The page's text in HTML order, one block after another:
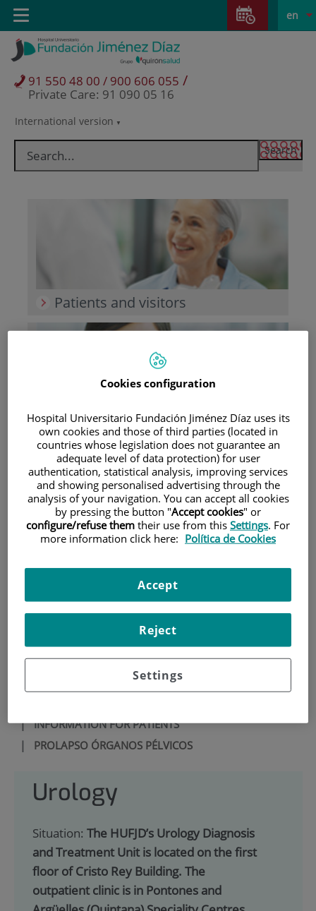
Jump to content
Jump
content
Language
selector
Active
en
International version
91 550 48 00 / 900 606 055 /
Private Care: 91 090 05 16
Toggle
navigation
Patients and visitors
Research
Teléfono de atención al usuario
900 301 013
|INFORMATION FOR PATIENTS
| PROLAPSO ÓRGANOS PÉLVICOS
Urology
Situation: The HUFJD’s Urology Diagnosis
and Treatment Unit is located on the first
floor of Cristo Rey Building. The
outpatient clinic is in Pontones and
Cookies configuration
Hospital Universitario Fundación Jiménez Díaz uses its
own cookies and those of third parties (located in
countries whose legislation does not guarantee an
adequate level of data protection) for user
authentication, statistical analysis, improving services
and showing personalised advertising through the
analysis of your navigation. You can accept all cookies
by pressing the button "Accept cookies" or
configure/refuse them their use from this Settings. For
more information click here: Política de Cookies
Settings
Reject
Accept